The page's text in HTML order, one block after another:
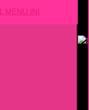
MENU INI